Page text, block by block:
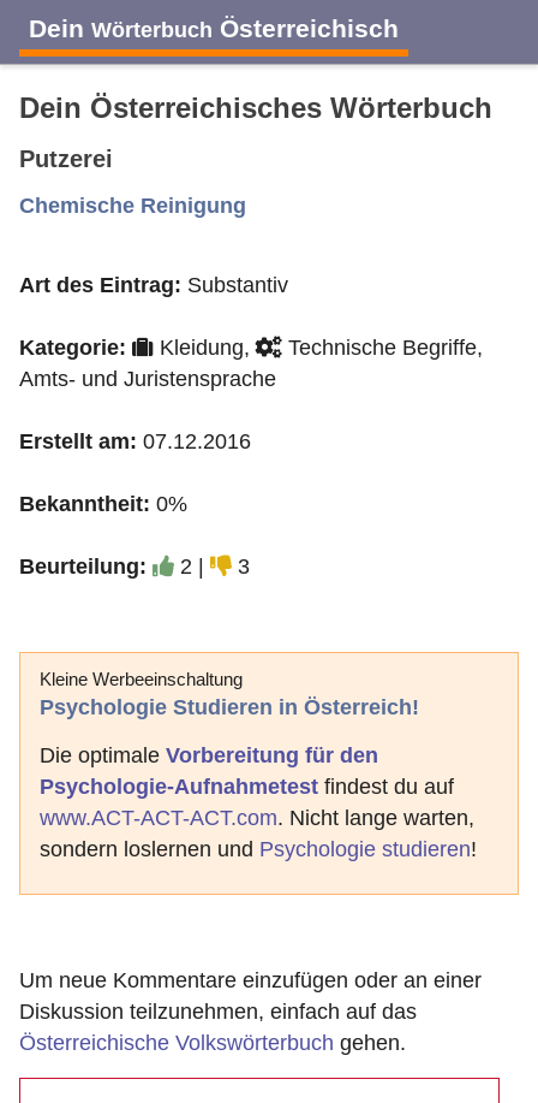
Dein Wörterbuch Österreichisch
A B C D
J K L M N
S T U V W
Dein Österreichisches Wörterbuch
Putzerei
Chemische Reinigung
Art des Eintrag: Substantiv
Kategorie: Kleidung,
Technische Begriffe,
Amts- und Juristensprache
Erstellt am: 07.12.2016
Bekanntheit: 0%
Beurteilung: 2 | 3
Kleine Werbeeinschaltung
Psychologie Studieren in Österreich!
Die optimale Vorbereitung für den
Psychologie-Aufnahmetest findest du auf
www.ACT-ACT-ACT.com. Nicht lange warten,
sondern loslernen und Psychologie studieren!
Um neue Kommentare einzufügen oder an einer
Diskussion teilzunehmen, einfach auf das
Österreichische Volkswörterbuch gehen.